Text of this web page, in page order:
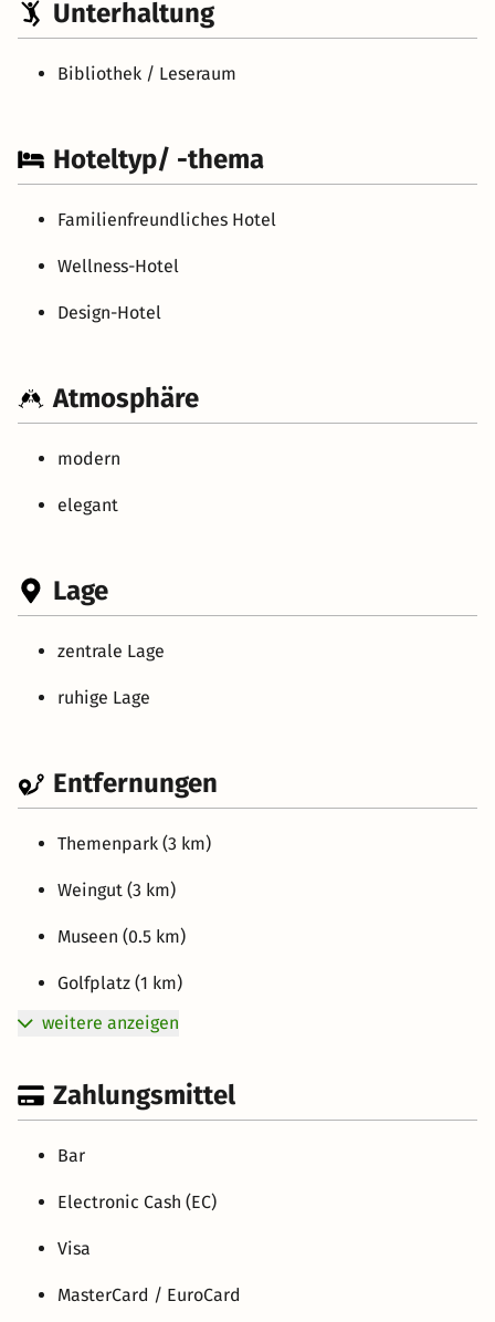
Unterhaltung
Bibliothek / Leseraum
Hoteltyp/ -thema
Familienfreundliches Hotel
Wellness-Hotel
Design-Hotel
Atmosphäre
modern
elegant
Lage
zentrale Lage
ruhige Lage
Entfernungen
Themenpark (3 km)
Weingut (3 km)
Museen (0.5 km)
Golfplatz (1 km)
weitere anzeigen
Zahlungsmittel
Bar
Electronic Cash (EC)
Visa
MasterCard / EuroCard